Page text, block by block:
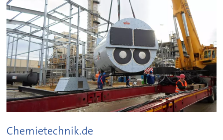
Chemietechnik.de